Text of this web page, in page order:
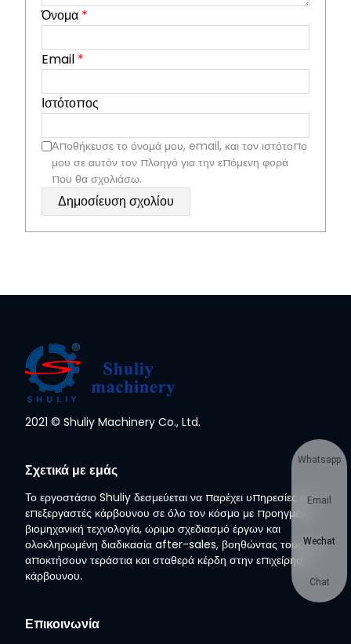
Όνομα *
Email *
Ιστότοπος
Αποθήκευσε το όνομά μου, email, και τον ιστότοπο
μου σε αυτόν τον πλοηγό για την επόμενη φορά
που θα σχολιάσω.
2021 © Shuliy Machinery Co., Ltd.
Σχετικά με εμάς
Το εργοστάσιο Shuliy δεσμεύεται να παρέχει υπηρεσίες σε
επεξεργαστές κάρβουνου σε όλο τον κόσμο με προηγμένη
βιομηχανική τεχνολογία, ώριμο σχεδιασμό έργων και
ολοκληρωμένη διαδικασία after-sales, βοηθώντας τους να
αποκτήσουν τεράστια και σταθερά κέρδη στην επιχείρηση
κάρβουνου.
Επικοινωνία
Whatsapp
Email
Wechat
Chat